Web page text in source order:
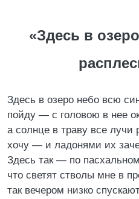
«Здесь в
Здесь в озеро небо всю
пойду — с головою в нее
а солнце в траву все
хочу — и ладонями их
Здесь так — по
что светят стволы мне в
так вечером низко